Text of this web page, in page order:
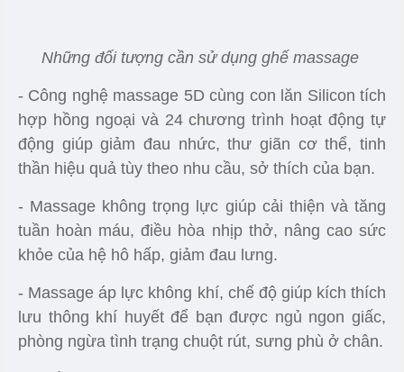
Những đối tượng cần sử dụng ghế massage
- Công nghệ massage 5D cùng con lăn Silicon tích
hợp hồng ngoại và 24 chương trình hoạt động tự
động giúp giảm đau nhức, thư giãn cơ thể, tinh
thần hiệu quả tùy theo nhu cầu, sở thích của bạn.
- Massage không trọng lực giúp cải thiện và tăng
tuần hoàn máu, điều hòa nhịp thở, nâng cao sức
khỏe của hệ hô hấp, giảm đau lưng.
- Massage áp lực không khí, chế độ giúp kích thích
lưu thông khí huyết để bạn được ngủ ngon giấc,
phòng ngừa tình trạng chuột rút, sưng phù ở chân.